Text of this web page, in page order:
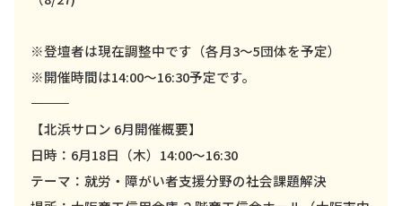
※登壇者は現在調整中です（各月3～5団体を予定）
※開催時間は14:00～16:30予定です。
――――――――――
【北浜サロン 6月開催概要】
日時：6月18日（木）14:00～16:30
テーマ：就労・障がい者支援分野の社会課題解決